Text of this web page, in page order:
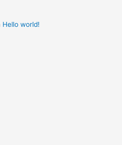
Hello world!